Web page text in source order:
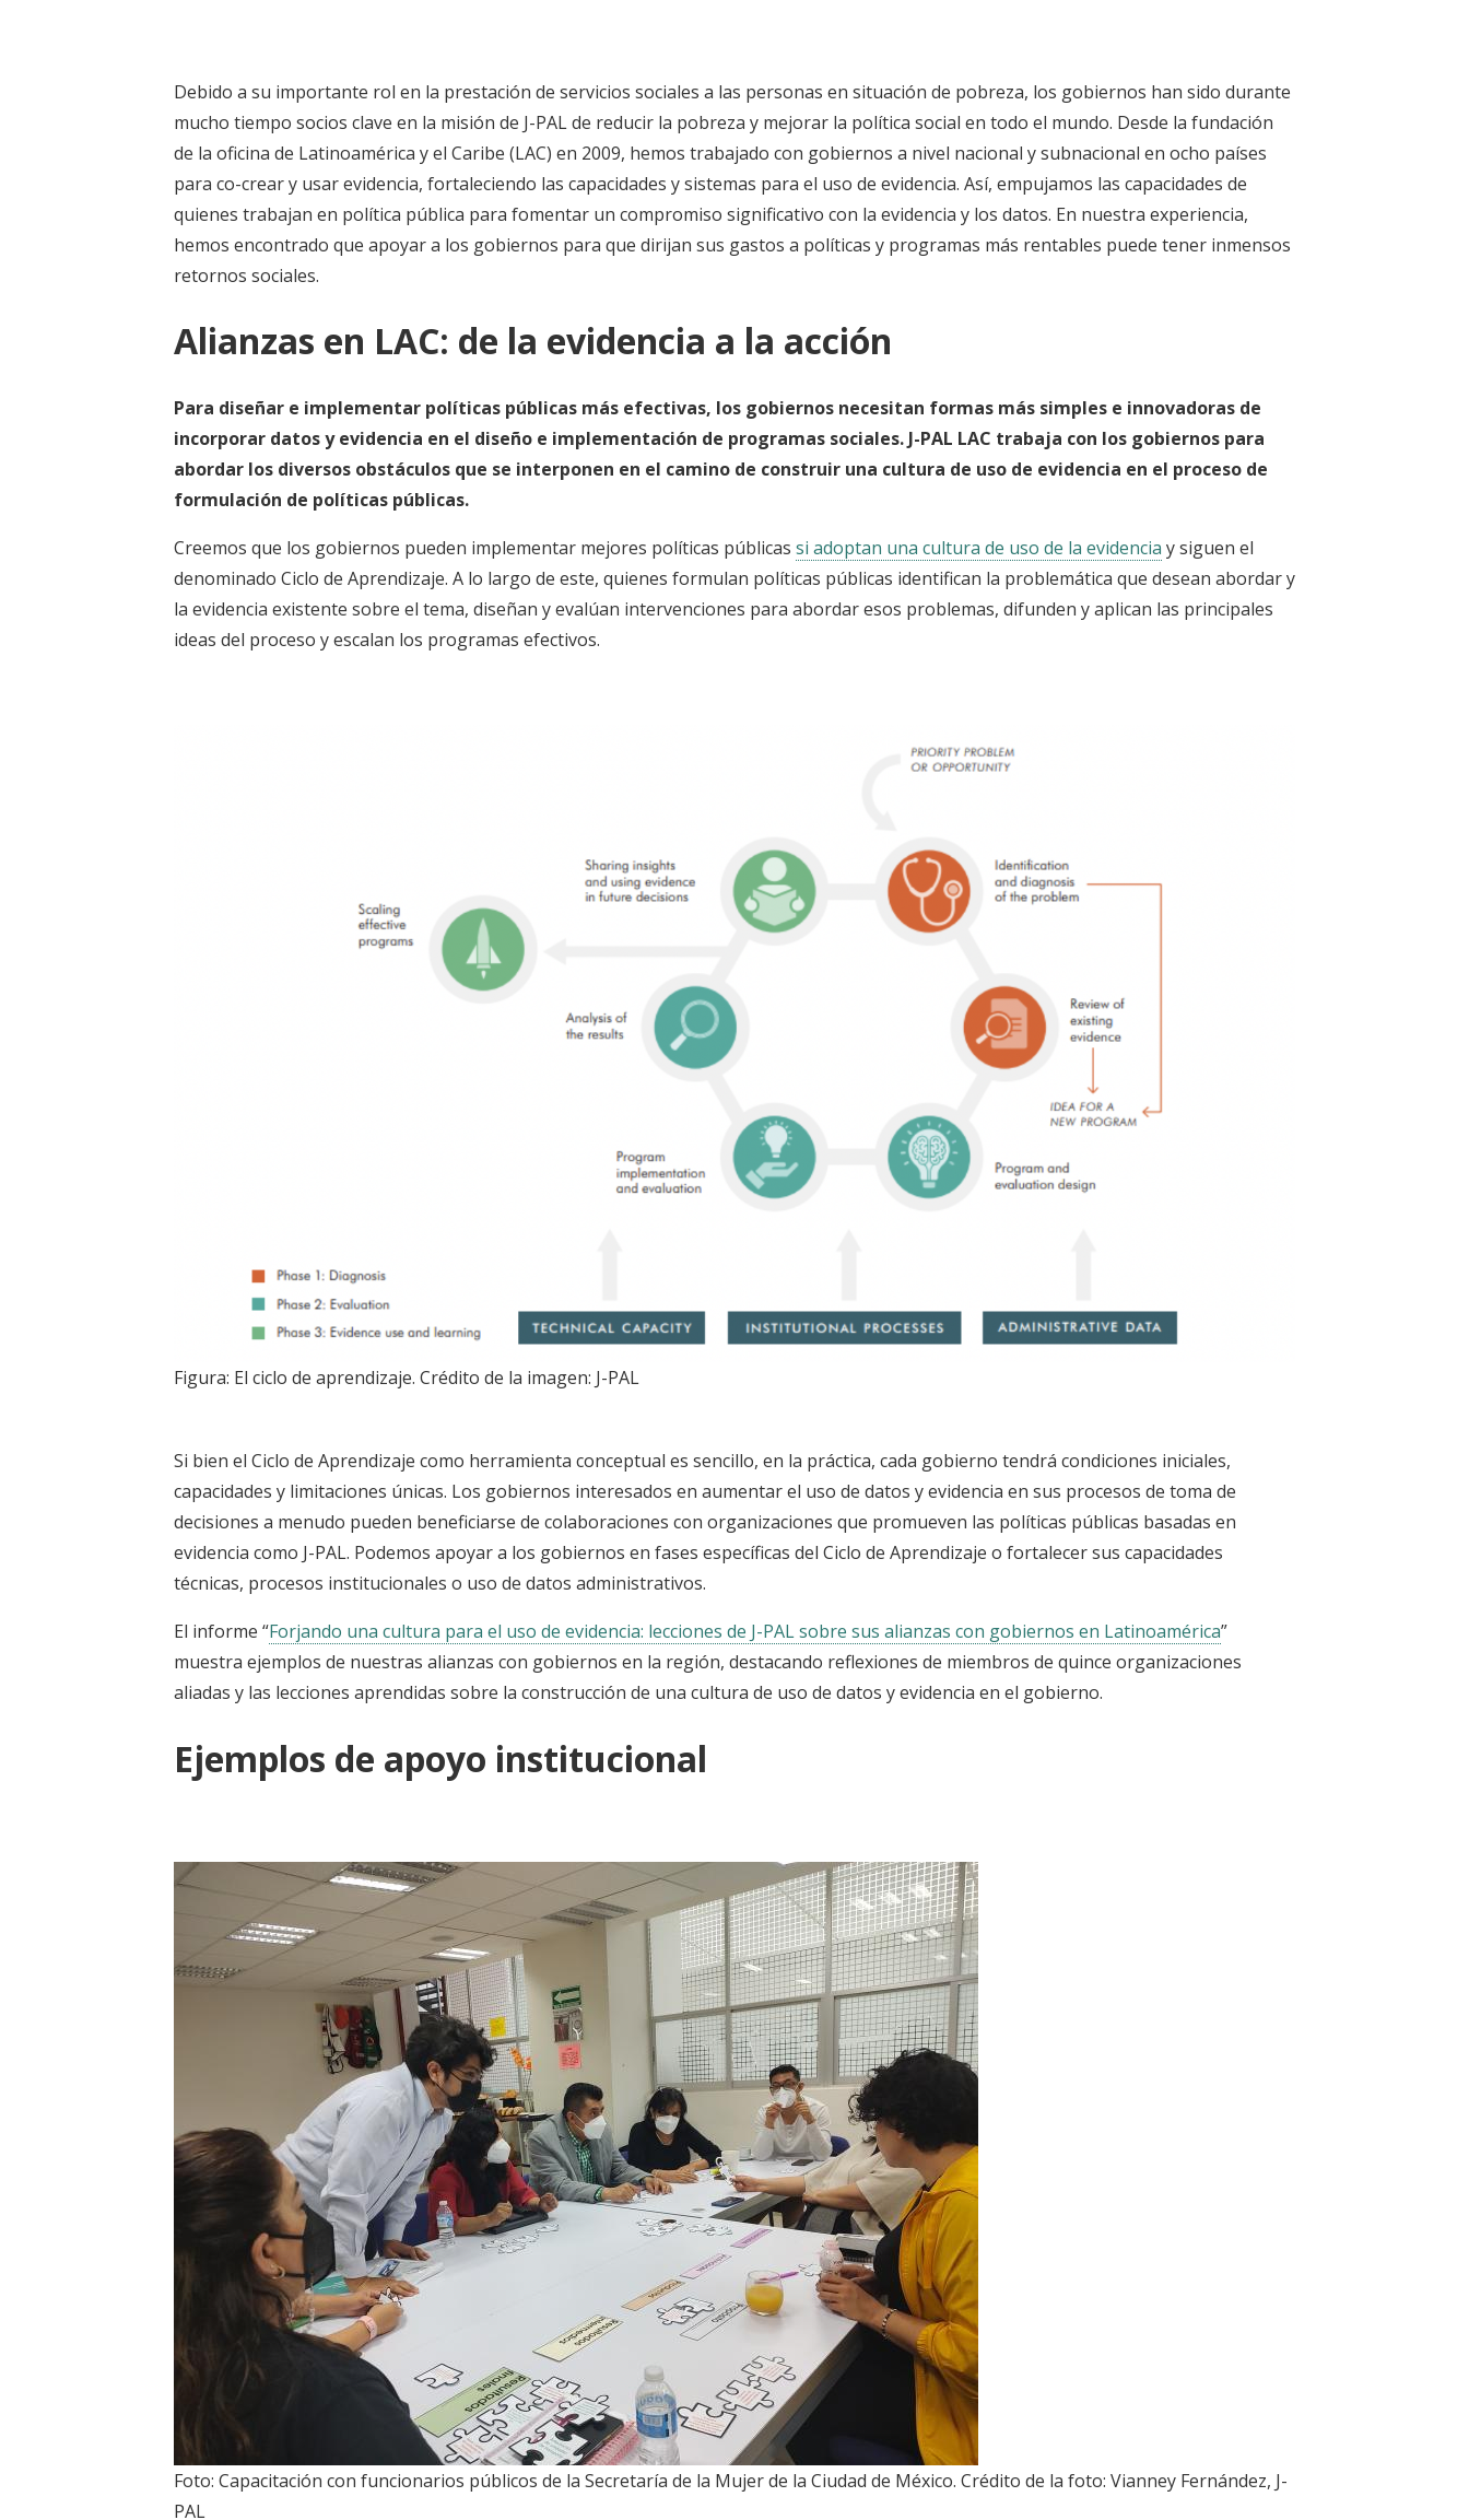
Debido a su importante rol en la prestación de servicios sociales a las personas en situación de pobreza, los gobiernos han sido durante
mucho tiempo socios clave en la misión de J-PAL de reducir la pobreza y mejorar la política social en todo el mundo. Desde la fundación
de la oficina de Latinoamérica y el Caribe (LAC) en 2009, hemos trabajado con gobiernos a nivel nacional y subnacional en ocho países
para co-crear y usar evidencia, fortaleciendo las capacidades y sistemas para el uso de evidencia. Así, empujamos las capacidades de
quienes trabajan en política pública para fomentar un compromiso significativo con la evidencia y los datos. En nuestra experiencia,
hemos encontrado que apoyar a los gobiernos para que dirijan sus gastos a políticas y programas más rentables puede tener inmensos
retornos sociales.
Alianzas en LAC: de la evidencia a la acción
Para diseñar e implementar políticas públicas más efectivas, los gobiernos necesitan formas más simples e innovadoras de
incorporar datos y evidencia en el diseño e implementación de programas sociales. J-PAL LAC trabaja con los gobiernos para
abordar los diversos obstáculos que se interponen en el camino de construir una cultura de uso de evidencia en el proceso de
formulación de políticas públicas.
Creemos que los gobiernos pueden implementar mejores políticas públicas si adoptan una cultura de uso de la evidencia y siguen el
denominado Ciclo de Aprendizaje. A lo largo de este, quienes formulan políticas públicas identifican la problemática que desean abordar y
la evidencia existente sobre el tema, diseñan y evalúan intervenciones para abordar esos problemas, difunden y aplican las principales
ideas del proceso y escalan los programas efectivos.
Figura: El ciclo de aprendizaje. Crédito de la imagen: J-PAL
Si bien el Ciclo de Aprendizaje como herramienta conceptual es sencillo, en la práctica, cada gobierno tendrá condiciones iniciales,
capacidades y limitaciones únicas. Los gobiernos interesados ​​en aumentar el uso de datos y evidencia en sus procesos de toma de
decisiones a menudo pueden beneficiarse de colaboraciones con organizaciones que promueven las políticas públicas basadas en
evidencia como J-PAL. Podemos apoyar a los gobiernos en fases específicas del Ciclo de Aprendizaje o fortalecer sus capacidades
técnicas, procesos institucionales o uso de datos administrativos.
El informe “Forjando una cultura para el uso de evidencia: lecciones de J-PAL sobre sus alianzas con gobiernos en Latinoamérica”
muestra ejemplos de nuestras alianzas con gobiernos en la región, destacando reflexiones de miembros de quince organizaciones
aliadas y las lecciones aprendidas sobre la construcción de una cultura de uso de datos y evidencia en el gobierno.
Ejemplos de apoyo institucional
Foto: Capacitación con funcionarios públicos de la Secretaría de la Mujer de la Ciudad de México. Crédito de la foto: Vianney Fernández, J-
PAL